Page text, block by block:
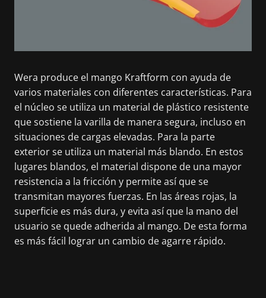
Wera produce el mango Kraftform con ayuda de
varios materiales con diferentes características. Para
el núcleo se utiliza un material de plástico resistente
que sostiene la varilla de manera segura, incluso en
situaciones de cargas elevadas. Para la parte
exterior se utiliza un material más blando. En estos
lugares blandos, el material dispone de una mayor
resistencia a la fricción y permite así que se
transmitan mayores fuerzas. En las áreas rojas, la
superficie es más dura, y evita así que la mano del
usuario se quede adherida al mango. De esta forma
es más fácil lograr un cambio de agarre rápido.